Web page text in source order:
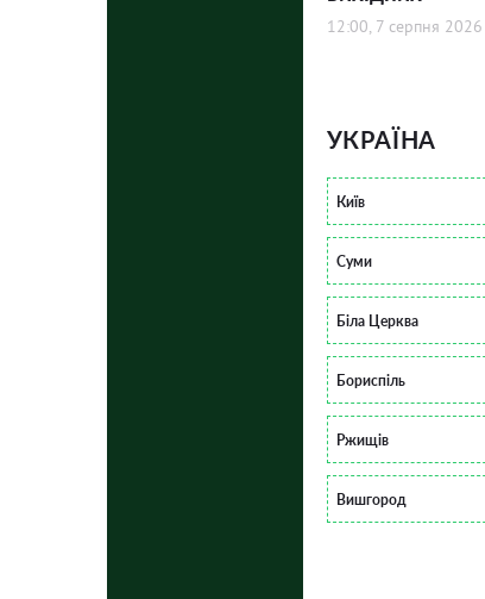
12:00, 7 серпня 2026
УКРАЇНА
Київ
Суми
Біла Церква
Бориспіль
Ржищів
Вишгород